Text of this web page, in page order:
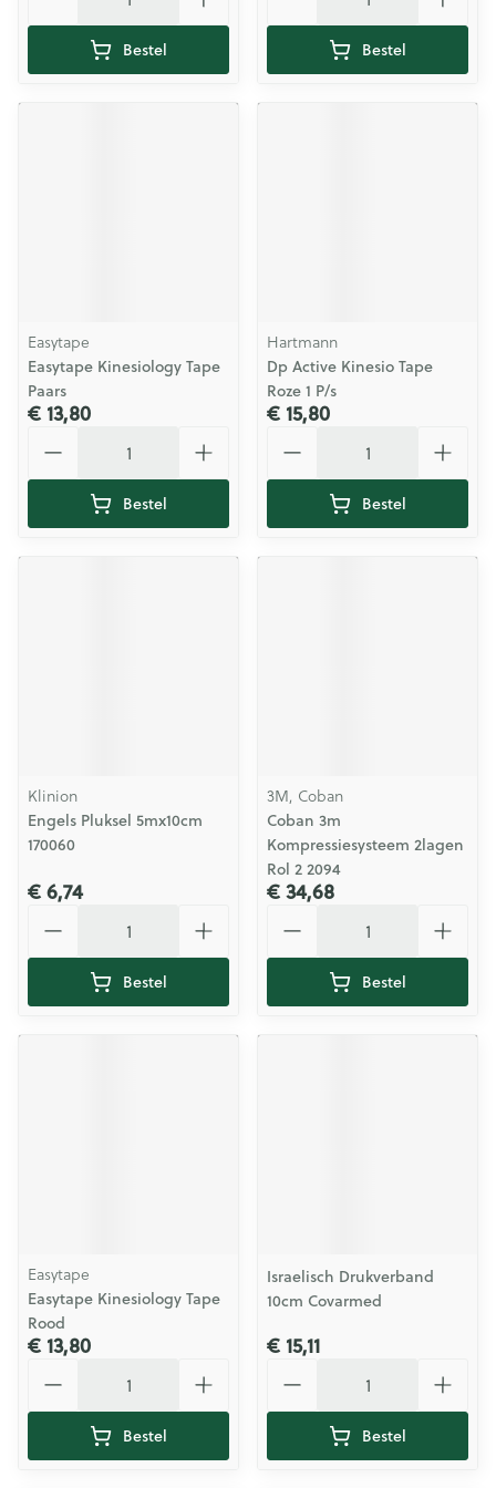
Bestel Bestel
Easytape
Easytape Kinesiology Tape
Paars
€ 13,80
Bestel
Hartmann
Dp Active Kinesio Tape
Roze 1 P/s
€ 15,80
Bestel
Klinion
Engels Pluksel 5mx10cm
170060
€ 6,74
Bestel
3M, Coban
Coban 3m
Kompressiesysteem 2lagen
Rol 2 2094
€ 34,68
Bestel
Easytape
Easytape Kinesiology Tape
Rood
€ 13,80
Bestel
Israelisch Drukverband
10cm Covarmed
€ 15,11
Bestel